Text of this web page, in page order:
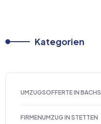
Kategorien
UMZUGSOFFERTE IN BACHS
FIRMENUMZUG IN STETTEN